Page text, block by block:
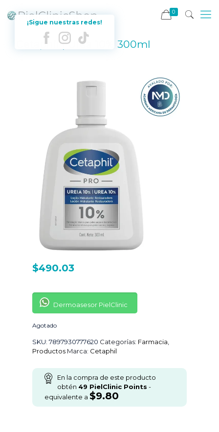
0
Cetaphil | Urea 10% 300ml
$490.03
Dermoasesor PielClinic
Agotado
SKU: 7897930777620 Categorías: Farmacia,
Productos Marca: Cetaphil
En la compra de este producto
obtén 49 PielClinic Points -
equivalente a $9.80
¡Sigue nuestras redes!